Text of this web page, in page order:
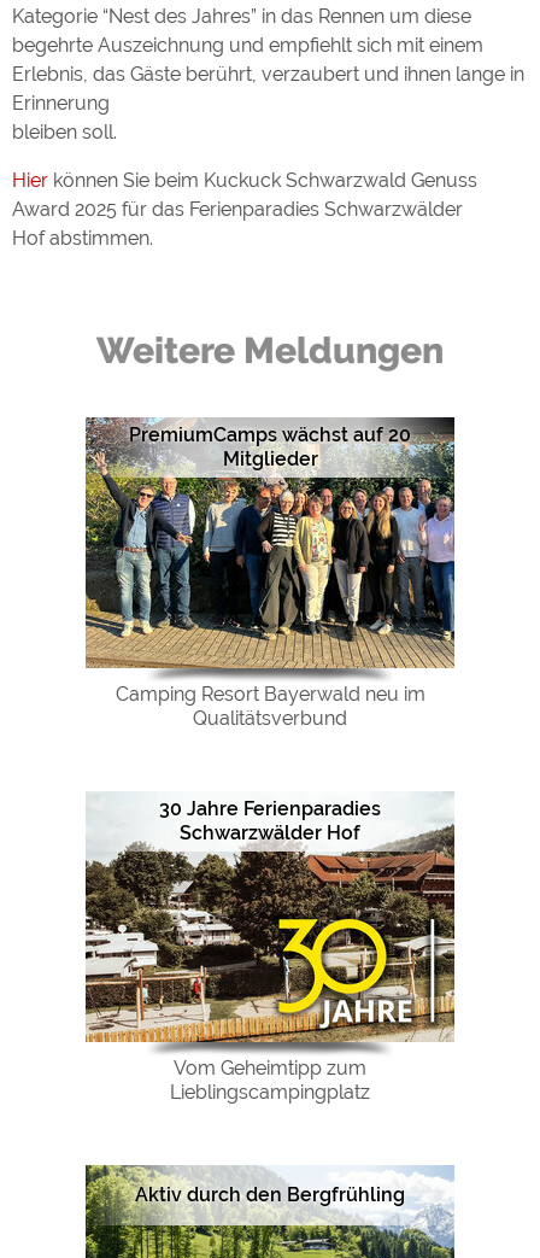
Kategorie “Nest des Jahres” in das Rennen um diese
begehrte Auszeichnung und empfiehlt sich mit einem
Erlebnis, das Gäste berührt, verzaubert und ihnen lange in
Erinnerung
bleiben soll.
Hier können Sie beim Kuckuck Schwarzwald Genuss
Award 2025 für das Ferienparadies Schwarzwälder
Hof abstimmen.
Weitere Meldungen
PremiumCamps wächst auf 20
Mitglieder
Camping Resort Bayerwald neu im
Qualitätsverbund
30 Jahre Ferienparadies
Schwarzwälder Hof
Vom Geheimtipp zum
Lieblingscampingplatz
Aktiv durch den Bergfrühling